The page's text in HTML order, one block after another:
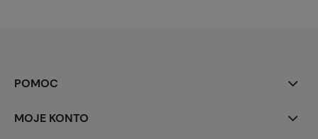
POMOC
MOJE KONTO